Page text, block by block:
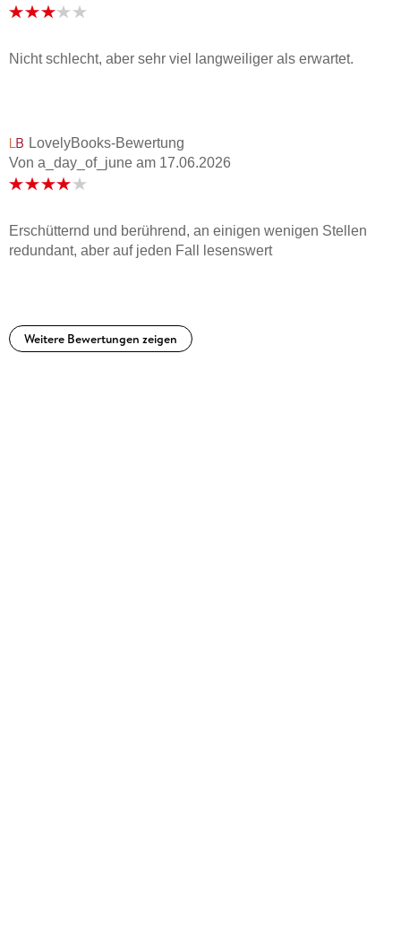
Nicht schlecht, aber sehr viel langweiliger als erwartet.
LovelyBooks-Bewertung
Von a_day_of_june am 17.06.2026
Erschütternd und berührend, an einigen wenigen Stellen
redundant, aber auf jeden Fall lesenswert
Weitere Bewertungen zeigen